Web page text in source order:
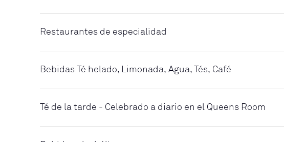
Restaurantes de especialidad
Bebidas Té helado, Limonada, Agua, Tés, Café
Té de la tarde - Celebrado a diario en el Queens Room